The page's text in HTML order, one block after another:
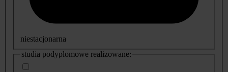
niestacjonarna
studia podyplomowe realizowane: